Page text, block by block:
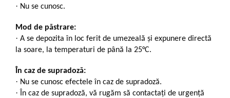
· Nu se cunosc.
Mod de păstrare:
· A se depozita în loc ferit de umezeală și expunere directă
la soare, la temperaturi de până la 25°C.
În caz de supradoză:
· Nu se cunosc efectele în caz de supradoză.
· În caz de supradoză, vă rugăm să contactați de urgență